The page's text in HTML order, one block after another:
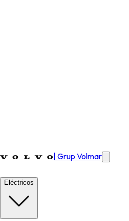
Grup Volmar
Eléctricos